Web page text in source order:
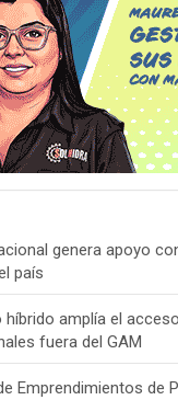
genera apoyo
país
híbrido amplía el
fuera del GAM
Emprendimientos de